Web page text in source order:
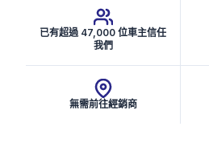
已有超過 47,000 位車主信任
我們
無需前往經銷商